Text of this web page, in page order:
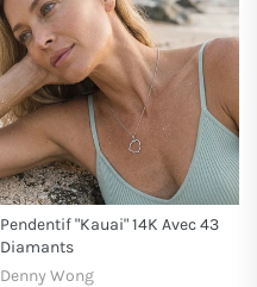
Pendentif "kauai" 14K Avec 43
Diamants
Denny Wong